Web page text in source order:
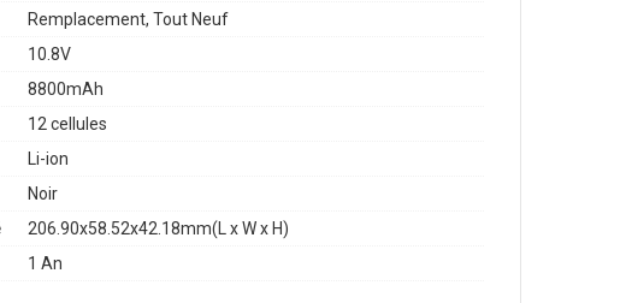
Remplacement, Tout Neuf
10.8V
8800mAh
12 cellules
Li-ion
Noir
206.90x58.52x42.18mm(L x W x H)
1 An